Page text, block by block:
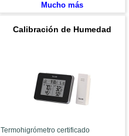
Mucho más
Calibración de Humedad
Termohigrómetro certificado